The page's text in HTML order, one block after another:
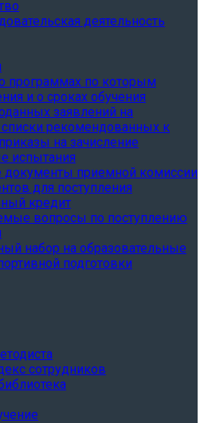
деятельность
программах по которым
и о сроках обучения
заявлений на
рекомендованных к
на зачисление
испытания
приемной комиссии
для поступления
кредит
вопросы по поступлению
набор на образовательные
подготовки
сотрудников